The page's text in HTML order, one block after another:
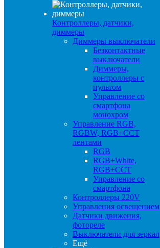
Контроллеры, датчики,
диммеры
Диммеры выключатели
Безконтактные
выключатели
Диммеры,
контроллеры с
пультом
Управление со
смартфона
монохром
Управление RGB,
RGBW, RGB+CCT
лентами
RGB
RGB+White,
RGB+CCT
Управление со
смартфона
Контроллеры 220V
Управления освещением
Датчики движения,
фотореле
Выключатели для зеркал
Ещё